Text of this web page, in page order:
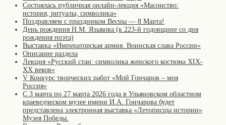
Состоялась публичная онлайн-лекция «Масонство:
история, ритуалы, символика»
Поздравляем с праздником Весны — 8 Марта!
День рождения Н.М. Языкова (к 223-й годовщине со дня
рождения поэта)
Выставка «Императорская армия. Воинская слава России»
Описание раздела
Лекция «Русский стан: символика женского костюма XIX-
XX веков»
V Конкурс творческих работ «Мой Гончаров – моя
Россия»
С 3 марта по 27 марта 2026 года в Ульяновском областном
краеведческом музее имени И.А. Гончарова будет
представлена электронная выставка «Летописцы истории»
Музея Победы.